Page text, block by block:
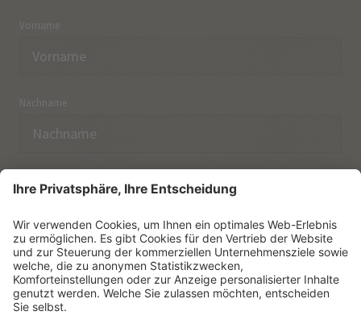
Vorname
Nachname
Ich habe dieDatenschutzerklärungzur Kenntnis
genommen.